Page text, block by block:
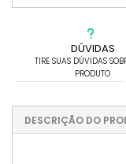
DÚVIDAS
TIRE SUAS DÚVIDAS
PRODUTO
DESCRIÇÃO DO